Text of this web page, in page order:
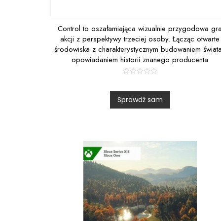
Control to oszałamiająca wizualnie przygodowa gra
akcji z perspektywy trzeciej osoby. Łącząc otwarte
środowiska z charakterystycznym budowaniem
opowiadaniem historii znanego producenta
t
e
d
0
Sprawdź sam